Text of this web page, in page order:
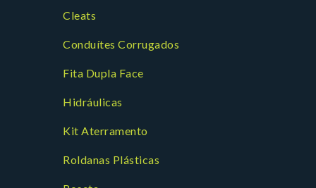
Cleats
Conduítes Corrugados
Fita Dupla Face
Hidráulicas
Kit Aterramento
Roldanas Plásticas